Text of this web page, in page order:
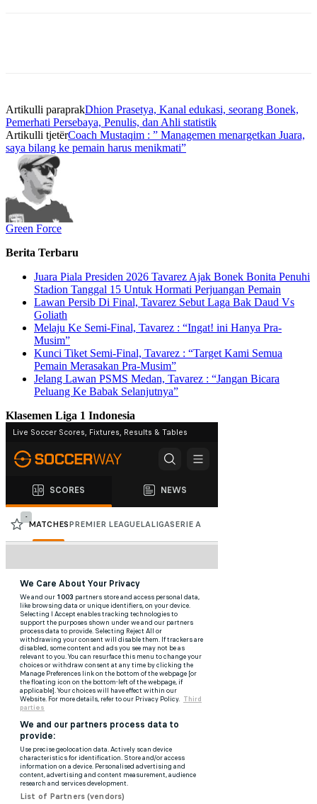
Artikulli paraprakDhion Prasetya, Kanal edukasi, seorang Bonek,
Pemerhati Persebaya, Penulis, dan Ahli statistik
Artikulli tjetërCoach Mustaqim : ” Managemen menargetkan Juara,
saya bilang ke pemain harus menikmati”
Green Force
Berita Terbaru
Juara Piala Presiden 2026 Tavarez Ajak Bonek Bonita Penuhi
Stadion Tanggal 15 Untuk Hormati Perjuangan Pemain
Lawan Persib Di Final, Tavarez Sebut Laga Bak Daud Vs
Goliath
Melaju Ke Semi-Final, Tavarez : “Ingat! ini Hanya Pra-
Musim”
Kunci Tiket Semi-Final, Tavarez : “Target Kami Semua
Pemain Merasakan Pra-Musim”
Jelang Lawan PSMS Medan, Tavarez : “Jangan Bicara
Peluang Ke Babak Selanjutnya”
Klasemen Liga 1 Indonesia